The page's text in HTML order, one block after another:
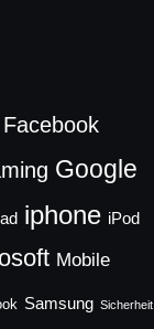
Facebook
Google
iphone iPod
Mobile
Samsung Sicherheit